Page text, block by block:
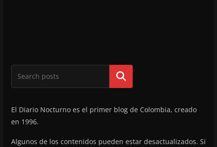
Buscar
El Diario Nocturno es el primer blog de Colombia, creado
en 1996.
Algunos de los contenidos pueden estar desactualizados. Si